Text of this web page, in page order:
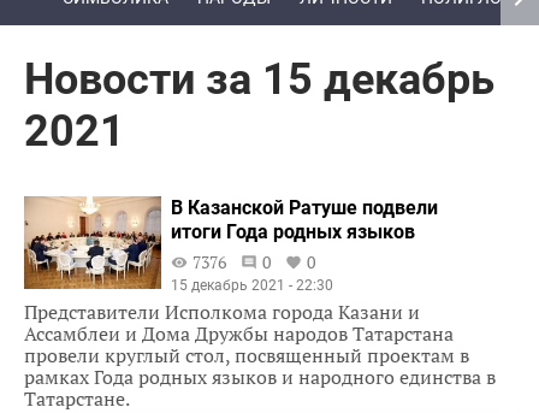
Новости за 15 декабрь
2021
В Казанской Ратуше подвели
итоги Года родных языков
7376
0 0
15 декабрь 2021 - 22:30
Представители Исполкома города Казани и
Ассамблеи и Дома Дружбы народов Татарстана
провели круглый стол, посвященный проектам в
рамках Года родных языков и народного единства в
Татарстане.